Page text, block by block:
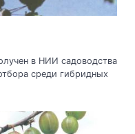
в НИИ садоводства
среди гибридных